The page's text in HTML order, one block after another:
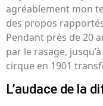
agréablement mon
des propos
Pendant près de 20
par le rasage,
cirque en 1901
L’audace de la